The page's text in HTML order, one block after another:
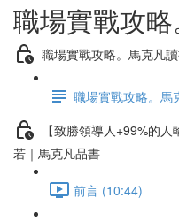
職場實戰攻
職場實戰攻略。馬克凡
職場實戰攻略。馬
【致勝領導人+99%的
若｜馬克凡品書
前言 (10:44)